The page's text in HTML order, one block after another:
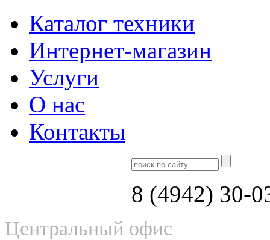
Каталог техники
Интернет-магазин
Услуги
О нас
Контакты
8 (4942) 30-
Центральный офис